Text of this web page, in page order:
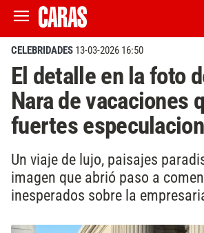
CELEBRIDADES 13-03-2026 16:50
El detalle en la foto
Nara de vacaciones
fuertes
Un viaje de lujo, paisajes
imagen que abrió paso a
inesperados sobre la